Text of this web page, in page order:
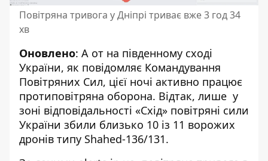
Повітряна тривога у Дніпрі триває вже 3 год 34
хв
Оновлено: А от на південному сході
України, як повідомляє Командування
Повітряних Сил, цієї ночі активно працює
протиповітряна оборона. Відтак, лише у
зоні відповідальності «Схід» повітряні сили
України збили близько 10 із 11 ворожих
дронів типу Shahed-136/131.